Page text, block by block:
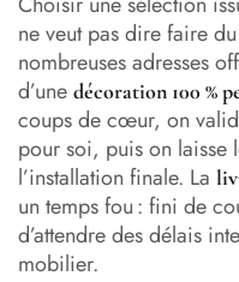
ne veut pas dire faire
nombreuses adresses
d’une décoration 100 %
coups de cœur, on
pour soi, puis on laisse
l’installation finale. La
un temps fou : fini de
d’attendre des délais
mobilier.